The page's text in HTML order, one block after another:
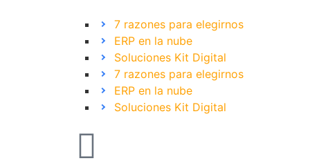
7 razones para elegirnos
ERP en la nube
Soluciones Kit Digital
7 razones para elegirnos
ERP en la nube
Soluciones Kit Digital